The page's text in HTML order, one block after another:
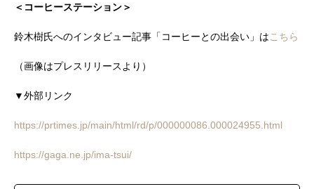
＜コーヒーステーション＞
鈴木樹氏へのインタビュー記事「コーヒーとの出会い」は こちら
（画像はプレスリリースより）
▼外部リンク
https://prtimes.jp/main/html/rd/p/000000086.000024955.html
https://gaga.ne.jp/ima-tsui/